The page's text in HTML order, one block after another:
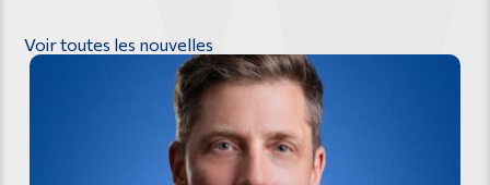
Voir toutes les nouvelles